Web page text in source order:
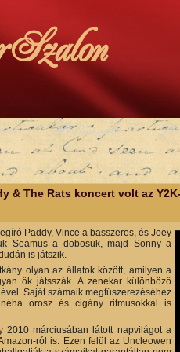
Médianapló
& The Rats koncert volt az
Paddy, Vince a basszeros, és Joey
Seamus a dobosuk, majd Sonny a
is játszik.
olyan az állatok között, amilyen a
ők játsszák. A zenekar különböző
Saját számaik megfűszerezéséhez
orosz és cigány ritmusokkal is
2010 márciusában látott napvilágot a
ról is. Ezen felül az Uncleowen